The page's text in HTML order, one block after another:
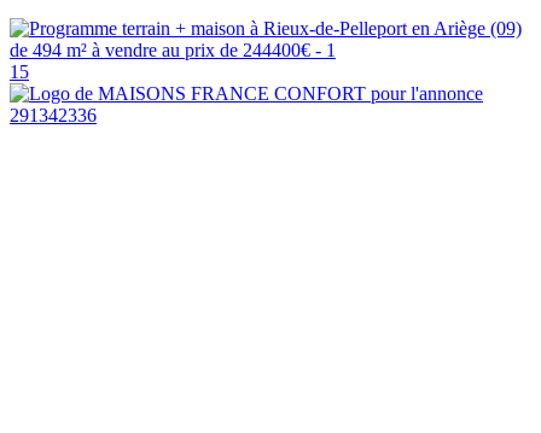
15